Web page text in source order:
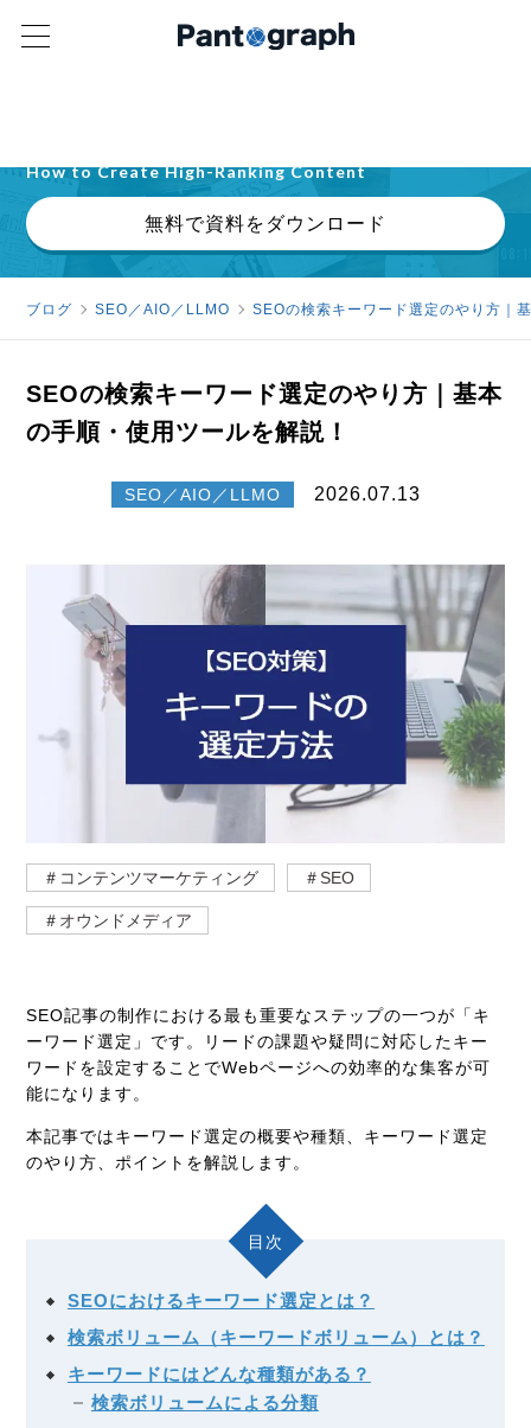
How to Create High-Ranking Content
無料で資料をダウンロード
ブログ SEO／AIO／LLMO SEOの検索キーワード選定のやり方｜
SEOの検索キーワード選定のやり方｜基本
の手順・使用ツールを解説！
SEO／AIO／LLMO 2026.07.13
＃コンテンツマーケティング ＃SEO
＃オウンドメディア
SEO記事の制作における最も重要なステップの一つが「キ
ーワード選定」です。リードの課題や疑問に対応したキー
ワードを設定することでWebページへの効率的な集客が可
能になります。
本記事ではキーワード選定の概要や種類、キーワード選定
のやり方、ポイントを解説します。
目次
SEOにおけるキーワード選定とは？
検索ボリューム（キーワードボリューム）とは？
キーワードにはどんな種類がある？
検索ボリュームによる分類